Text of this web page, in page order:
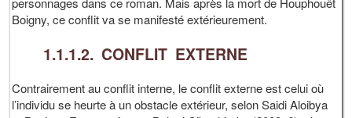
Boigny, ce conflit va se manifesté extérieurement.
1.1.1.2. CONFLIT EXTERNE
Contrairement au conflit interne, le conflit externe est celui où
l’individu se heurte à un obstacle extérieur, selon Saidi Aloibya